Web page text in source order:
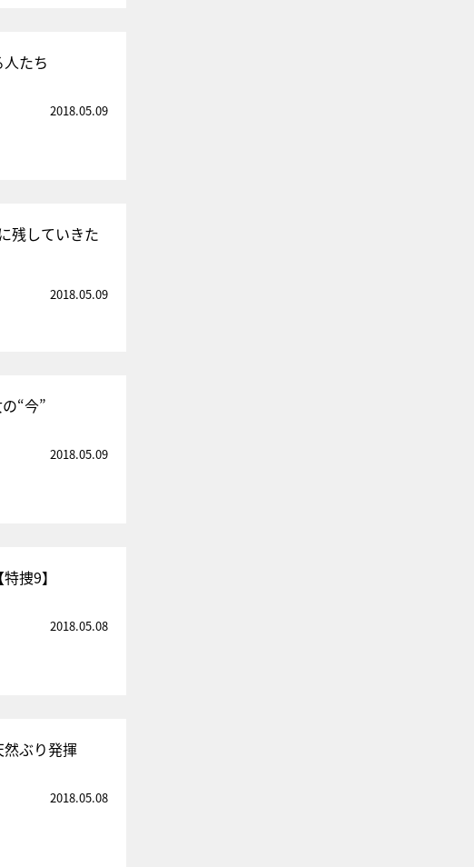
たち
2018.05.09
残していきた
2018.05.09
“今”
2018.05.09
捜9】
2018.05.08
ぶり発揮
2018.05.08